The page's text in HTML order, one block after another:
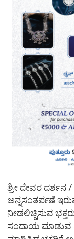
ಶ್ರೀ ದೇವರ ದರ್ಶನ
ಅನ್ನಸಂತರ್ಪಣೆ
ನೀಡಲಿಚ್ಚಿಸುವ
ಸಂದಾಯ ಮಾಡುವ